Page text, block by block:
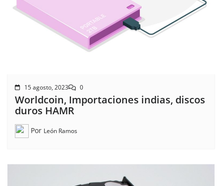
15 agosto, 2023 0
Worldcoin, Importaciones indias, discos
duros HAMR
Por León Ramos